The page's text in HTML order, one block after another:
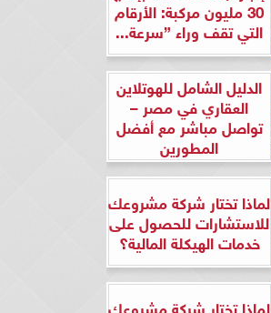
30 مليون مركبة: الأرقام
التي تقف وراء ”سرعة...
الدليل الشامل للهوتلاين
العقاري في مصر –
تواصل مباشر مع أفضل
المطورين
لماذا تختار شركة مشروعك
للاستشارات للحصول على
خدمات الهيكلة المالية؟
لماذا تختار شركة مشروعك